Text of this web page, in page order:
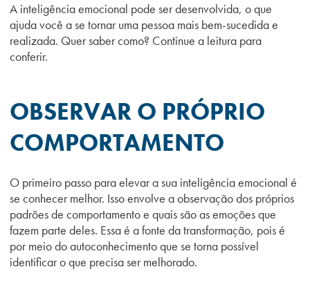
A inteligência emocional pode ser desenvolvida, o que
ajuda você a se tornar uma pessoa mais bem-sucedida e
realizada. Quer saber como? Continue a leitura para
conferir.
OBSERVAR O PRÓPRIO
COMPORTAMENTO
O primeiro passo para elevar a sua inteligência emocional é
se conhecer melhor. Isso envolve a observação dos próprios
padrões de comportamento e quais são as emoções que
fazem parte deles. Essa é a fonte da transformação, pois é
por meio do autoconhecimento que se torna possível
identificar o que precisa ser melhorado.